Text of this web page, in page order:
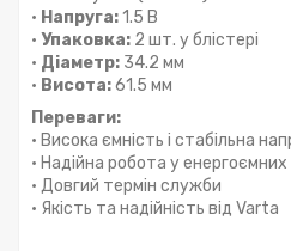
• Напруга:1.5 В
• Упаковка: 2 шт. у блістері
• Діаметр: 34.2 мм
• Висота:61.5 мм
Переваги:
• Висока ємність і стабільна
• Надійна робота у
• Довгий термін служби
• Якість та надійність від Varta